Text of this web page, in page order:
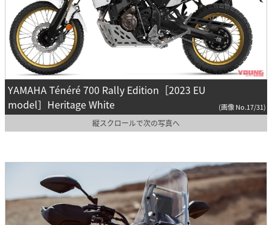
YAMAHA Ténéré 700 Rally Edition［2023 EU
model］Heritage White
(画像 No.17/31)
縦スクロールで次の写真へ